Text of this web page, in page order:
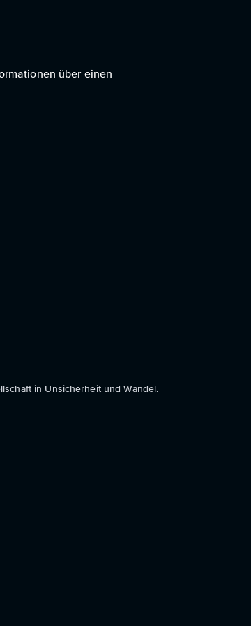
über einen
in Unsicherheit und Wandel.